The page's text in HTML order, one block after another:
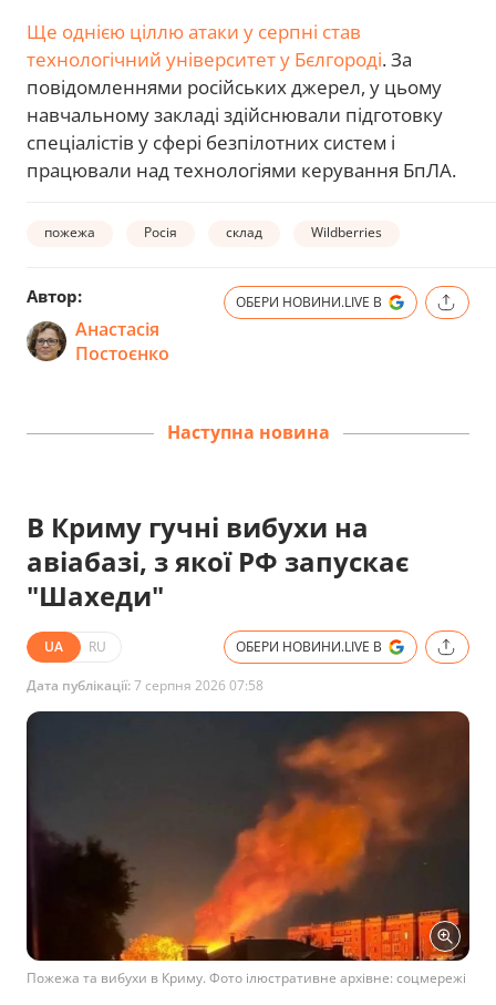
Ще однією ціллю атаки у серпні став
технологічний університет у Бєлгороді. За
повідомленнями російських джерел, у цьому
навчальному закладі здійснювали підготовку
спеціалістів у сфері безпілотних систем і
працювали над технологіями керування БпЛА.
пожежа Росія склад Wildberries
Автор:
Анастасія
Постоєнко
ОБЕРИ НОВИНИ.LIVE В
Наступна новина
В Криму гучні вибухи на
авіабазі, з якої РФ запускає
"Шахеди"
UA RU ОБЕРИ НОВИНИ.LIVE В
Дата публікації:7 серпня 2026 07:58
Пожежа та вибухи в Криму. Фото ілюстративне архівне: соцмережі